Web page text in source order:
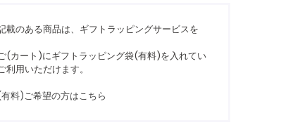
載のある商品は、ギフトラッピングサービスを
(カート)にギフトラッピング袋(有料)を入れてい
用いただけます。
料)ご希望の方はこちら